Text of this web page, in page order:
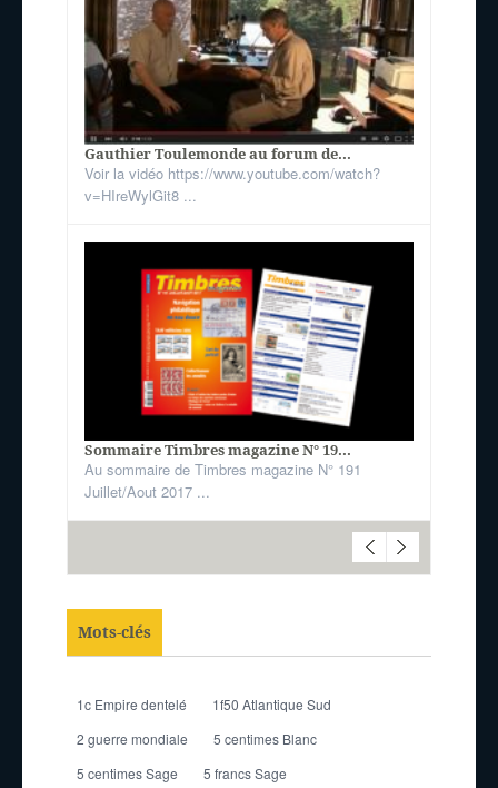
Gauthier Toulemonde au forum de...
Voir la vidéo https://www.youtube.com/watch?
v=HIreWylGit8 ...
Sommaire Timbres magazine N° 19...
Au sommaire de Timbres magazine N° 191
Juillet/Aout 2017 ...
Mots-clés
1c Empire dentelé
1f50 Atlantique Sud
2 guerre mondiale
5 centimes Blanc
5 centimes Sage
5 francs Sage